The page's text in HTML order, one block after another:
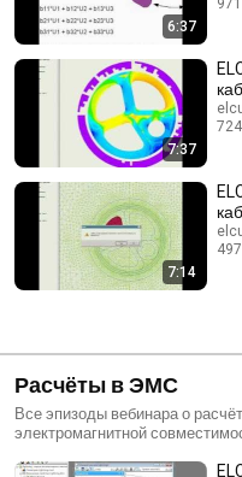
6:37
7:37
7:14
Расчёты в ЭМС
Все эпизоды вебинара о
электромагнитной
студенческую версию, файлы